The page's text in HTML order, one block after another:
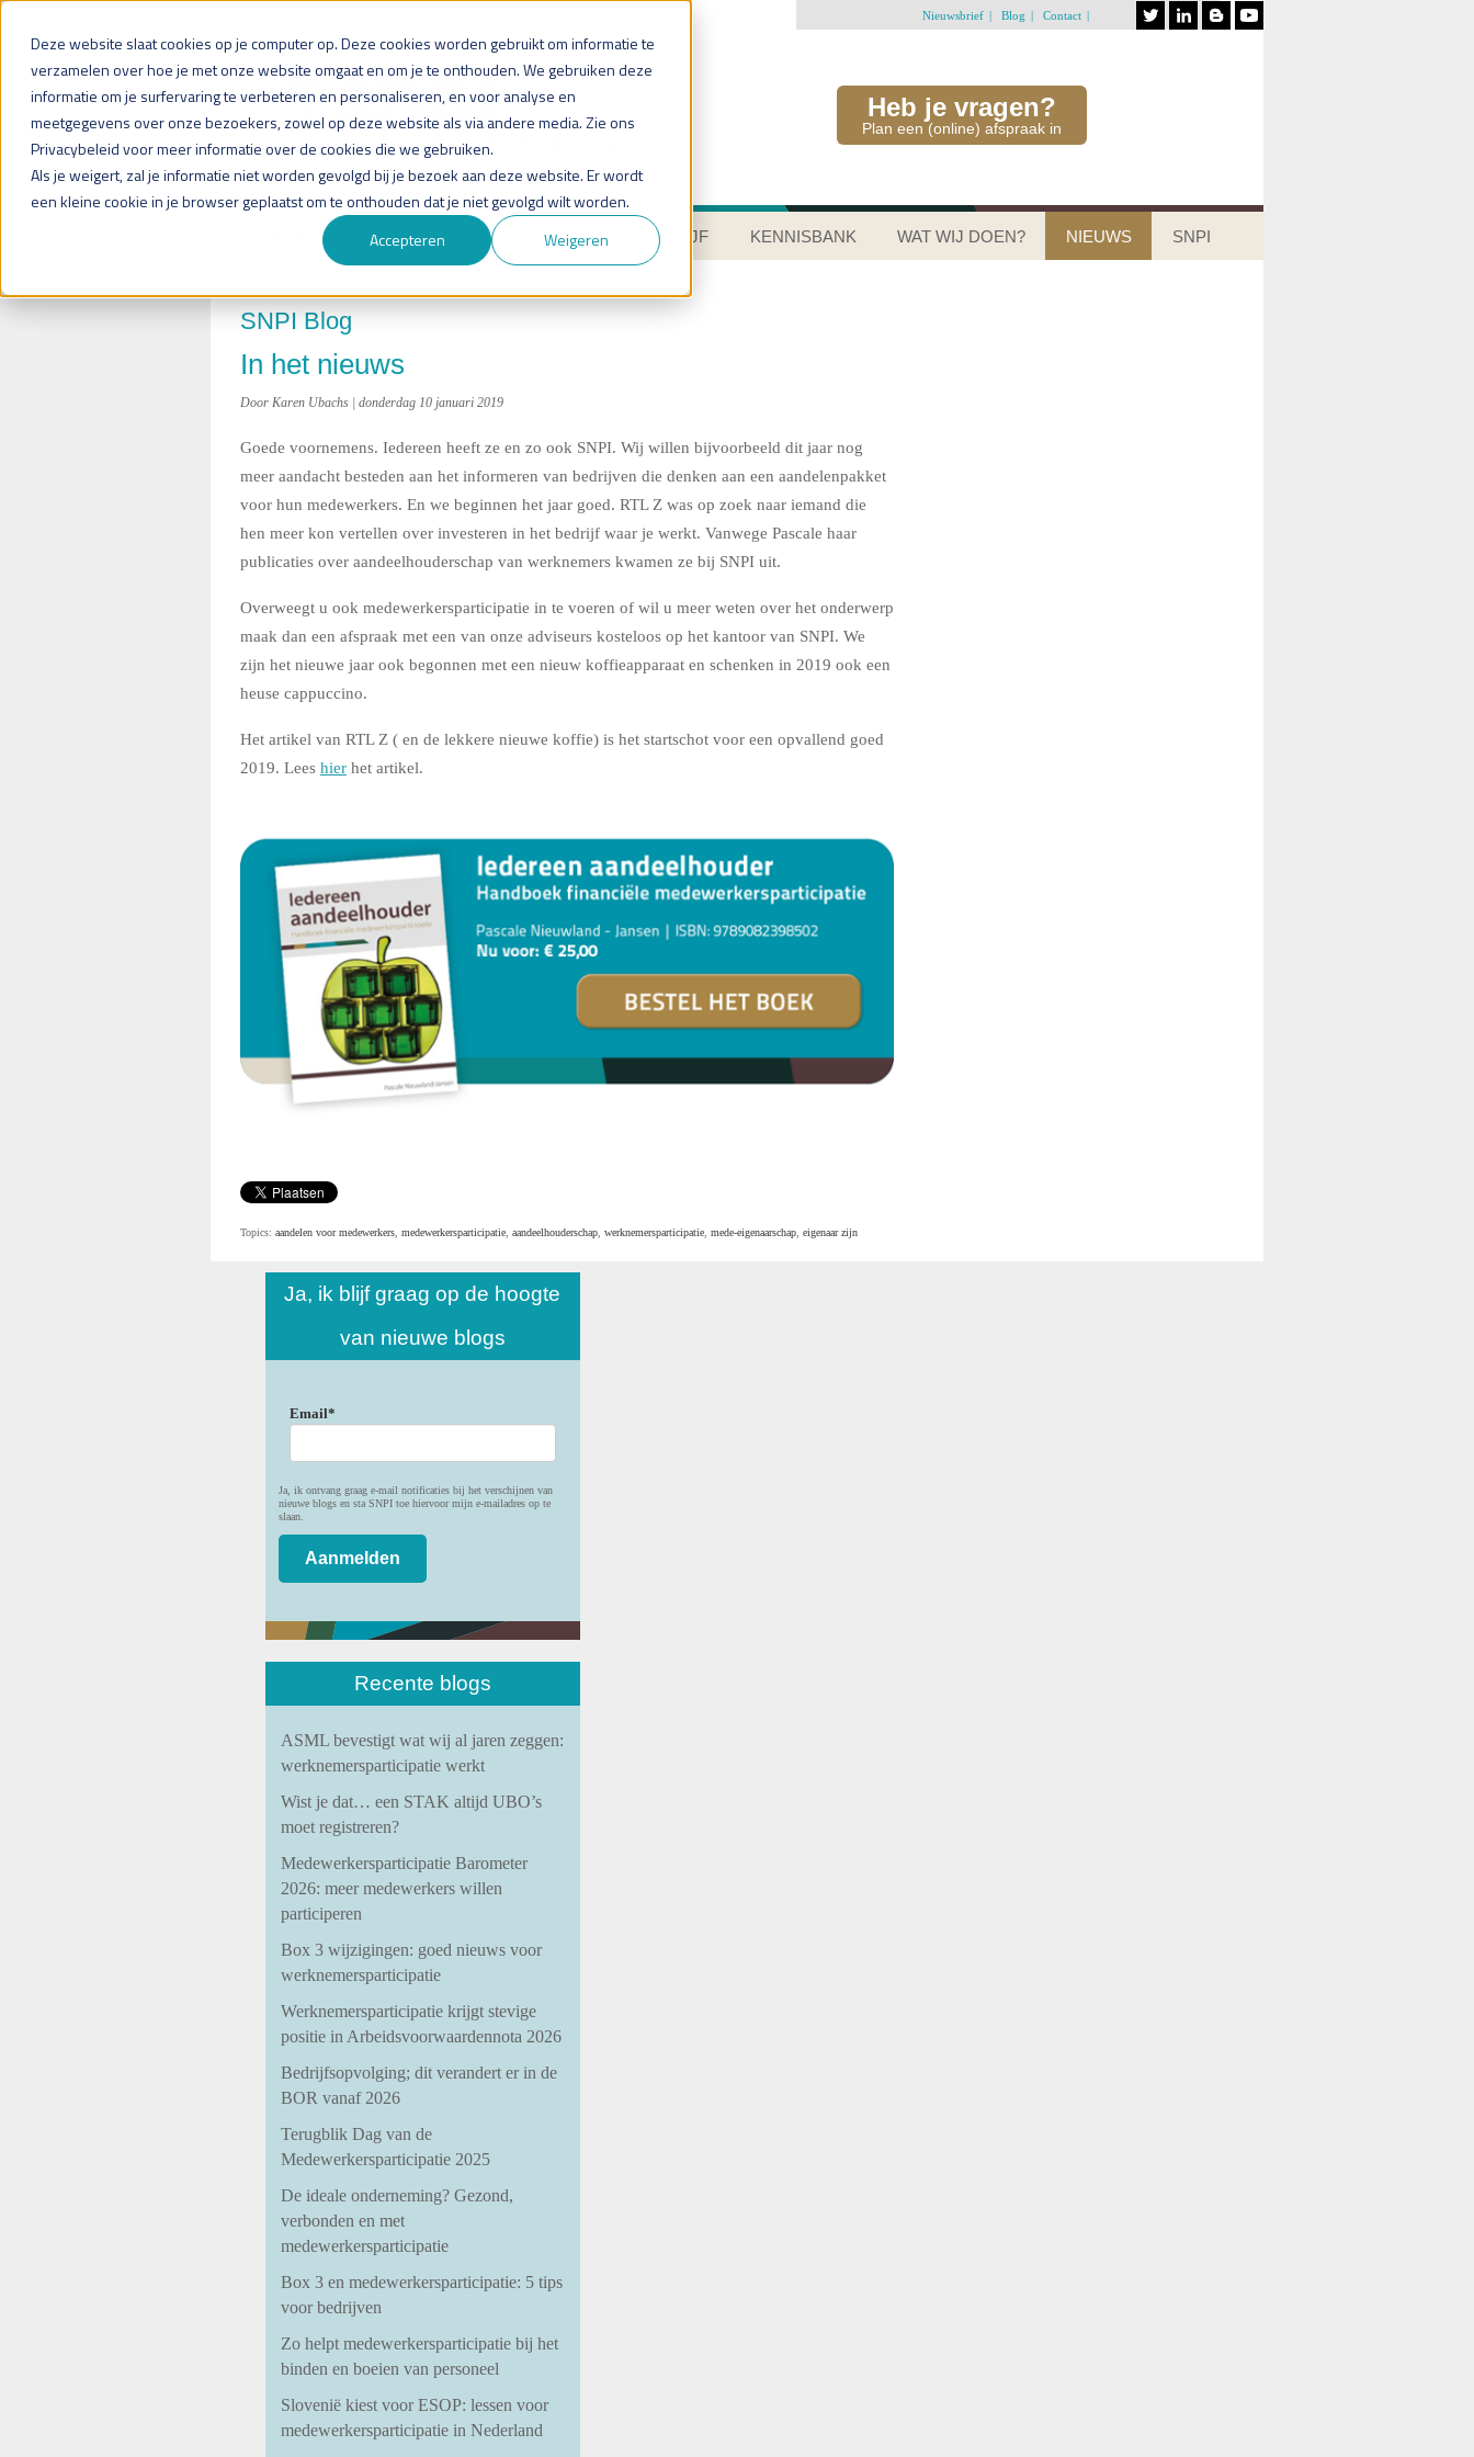
Deze website slaat cookies op je computer op. Deze cookies worden gebruikt om informatie te
verzamelen over hoe je met onze website omgaat en om je te onthouden. We gebruiken deze
informatie om je surfervaring te verbeteren en personaliseren, en voor analyse en
meetgegevens over onze bezoekers, zowel op deze website als via andere media. Zie ons
Privacybeleid voor meer informatie over de cookies die we gebruiken.
Als je weigert, zal je informatie niet worden gevolgd bij je bezoek aan deze website. Er wordt
een kleine cookie in je browser geplaatst om te onthouden dat je niet gevolgd wilt worden.
Accepteren
Weigeren
Nieuwsbrief Blog Contact
Heb je vragen?
Plan een (online) afspraak in
BEDRIJVEN AANDELEN IN HET BEDRIJF KENNISBANK WAT WIJ DOEN? NIEUWS SNPI
SNPI Blog
In het nieuws
Door Karen Ubachs | donderdag 10 januari 2019
Goede voornemens. Iedereen heeft ze en zo ook SNPI. Wij willen bijvoorbeeld dit jaar nog
meer aandacht besteden aan het informeren van bedrijven die denken aan een aandelenpakket
voor hun medewerkers. En we beginnen het jaar goed. RTL Z was op zoek naar iemand die
hen meer kon vertellen over investeren in het bedrijf waar je werkt. Vanwege Pascale haar
publicaties over aandeelhouderschap van werknemers kwamen ze bij SNPI uit.
Overweegt u ook medewerkersparticipatie in te voeren of wil u meer weten over het onderwerp
maak dan een afspraak met een van onze adviseurs kosteloos op het kantoor van SNPI. We
zijn het nieuwe jaar ook begonnen met een nieuw koffieapparaat en schenken in 2019 ook een
heuse cappuccino.
Het artikel van RTL Z ( en de lekkere nieuwe koffie) is het startschot voor een opvallend goed
2019. Lees hierhet artikel.
Topics: aandelen voor medewerkers, medewerkersparticipatie, aandeelhouderschap, werknemersparticipatie, mede-eigenaarschap, eigenaar zijn
Ja, ik blijf graag op de hoogte
van nieuwe blogs
Email*
Ja, ik ontvang graag e-mail notificaties bij het verschijnen van
nieuwe blogs en sta SNPI toe hiervoor mijn e-mailadres op te
slaan.
Recente blogs
ASML bevestigt wat wij al jaren zeggen:
werknemersparticipatie werkt
Wist je dat… een STAK altijd UBO’s
moet registreren?
Medewerkersparticipatie Barometer
2026: meer medewerkers willen
participeren
Box 3 wijzigingen: goed nieuws voor
werknemersparticipatie
Werknemersparticipatie krijgt stevige
positie in Arbeidsvoorwaardennota 2026
Bedrijfsopvolging; dit verandert er in de
BOR vanaf 2026
Terugblik Dag van de
Medewerkersparticipatie 2025
De ideale onderneming? Gezond,
verbonden en met
medewerkersparticipatie
Box 3 en medewerkersparticipatie: 5 tips
voor bedrijven
Zo helpt medewerkersparticipatie bij het
binden en boeien van personeel
Slovenië kiest voor ESOP: lessen voor
medewerkersparticipatie in Nederland